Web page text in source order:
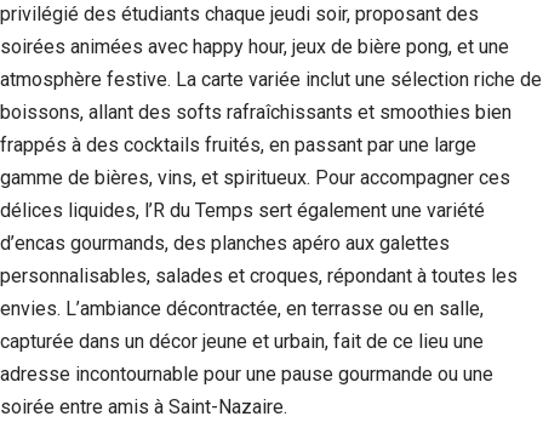
privilégié des étudiants chaque jeudi soir, proposant des
soirées animées avec happy hour, jeux de bière pong, et une
atmosphère festive. La carte variée inclut une sélection riche de
boissons, allant des softs rafraîchissants et smoothies bien
frappés à des cocktails fruités, en passant par une large
gamme de bières, vins, et spiritueux. Pour accompagner ces
délices liquides, l’R du Temps sert également une variété
d’encas gourmands, des planches apéro aux galettes
personnalisables, salades et croques, répondant à toutes les
envies. L’ambiance décontractée, en terrasse ou en salle,
capturée dans un décor jeune et urbain, fait de ce lieu une
adresse incontournable pour une pause gourmande ou une
soirée entre amis à Saint-Nazaire.